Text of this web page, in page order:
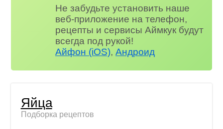
Не забудьте установить наше
веб-приложение на телефон,
рецепты и сервисы Аймкук будут
всегда под рукой!
Айфон (iOS),Андроид
Яйца
Подборка рецептов